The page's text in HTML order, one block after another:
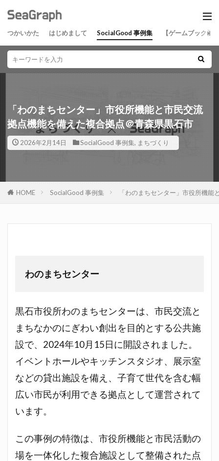
つかいかた はじめまして SocialGood 事例集 【ゲームブック】
「わのまちセンター」市役所機能と市民交流
拠点機能を備えた複合拠点＠青森県黒石市
2026年2月14日 SocialGood 事例集, まちづくり
HOME SocialGood 事例集 「わのまちセンター」市役所機
わのまちセンター
黒石市役所わのまちセンターは、市民交流と
まちなかのにぎわい創出を目的とする公共施
設で、2024年10月15日に開設されました。
イベントホールやキッチンスタジオ、展示室
などの貸出施設を備え、子育て世代を含む幅
広い市民が利用できる拠点として運営されて
います。
この事例の特徴は、市役所機能と市民活動の
場を一体化した複合施設として整備された点